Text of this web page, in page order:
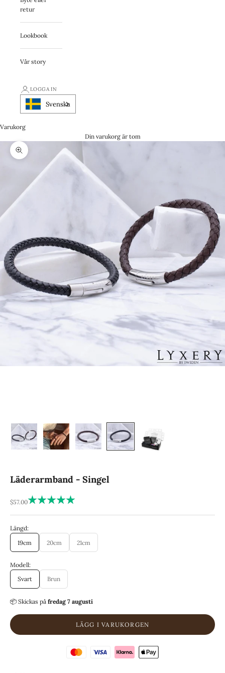
retur
Lookbook
Vår story
LOGGA IN
Svenska
Varukorg
Din varukorg är tom
Zooma
Läderarmband - Singel
REA-pris
$57.00
Längd:
19cm
20cm 21cm
Modell:
Svart
Brun
📦 Skickas på fredag 7 augusti
LÄGG I VARUKORGEN